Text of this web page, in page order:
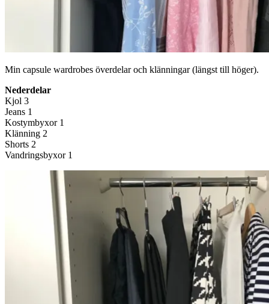
Min capsule wardrobes överdelar och klänningar (längst till höger).
Nederdelar
Kjol 3
Jeans 1
Kostymbyxor 1
Klänning 2
Shorts 2
Vandringsbyxor 1